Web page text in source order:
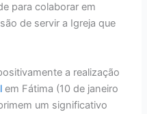
para colaborar em
de servir a Igreja que
a realização
em Fátima (10 de janeiro
um significativo